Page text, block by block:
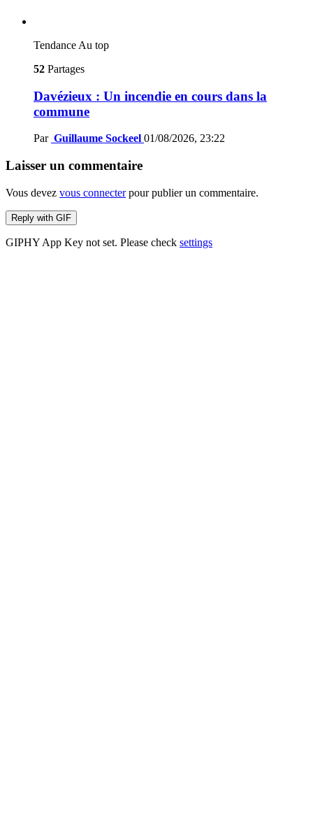
Tendance Au top
52 Partages
Davézieux : Un incendie en cours dans la
commune
Par Guillaume Sockeel 01/08/2026, 23:22
Laisser un commentaire
Vous devez vous connecterpour publier un commentaire.
Reply with GIF
GIPHY App Key not set. Please check settings